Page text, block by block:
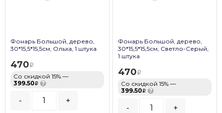
Фонарь Большой, дерево,
30*15,5*15,5см, Ольха, 1 штука
470
Со скидкой 15% —
399.50
?
- +
Фонарь Большой, дерево,
30*15,5*15,5см, Светло-Серый,
1 штука
470
Со скидкой 15% —
399.50
?
- +